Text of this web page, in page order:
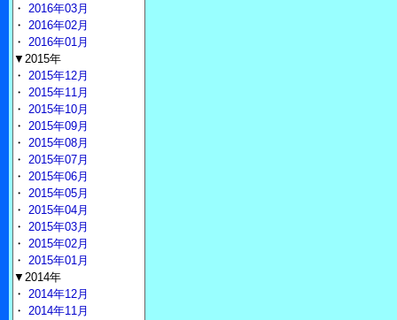
・ 2016年03月
・ 2016年02月
・ 2016年01月
▼2015年
・ 2015年12月
・ 2015年11月
・ 2015年10月
・ 2015年09月
・ 2015年08月
・ 2015年07月
・ 2015年06月
・ 2015年05月
・ 2015年04月
・ 2015年03月
・ 2015年02月
・ 2015年01月
▼2014年
・ 2014年12月
・ 2014年11月